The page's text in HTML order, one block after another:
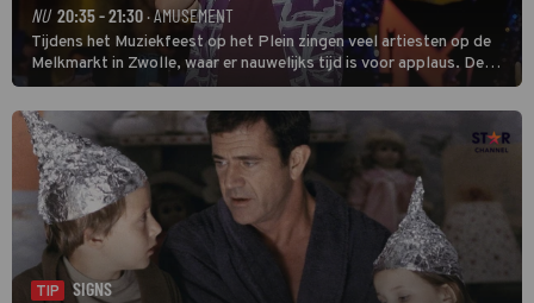
NU 20:35 - 21:30· AMUSEMENT
Tijdens het Muziekfeest op het Plein zingen veel artiesten op de
Melkmarkt in Zwolle, waar er nauwelijks tijd is voor applaus. De
grootste namen zijn André Hazes, Jannes, René Froger en
natuurlijk Rutger van Barneveld met zijn hit Zwoele Zomernachten.
TIP
SIGNS